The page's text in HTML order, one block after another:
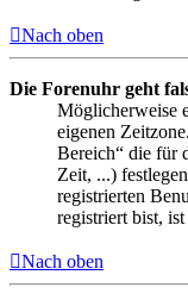
Nach oben
Die Forenuhr geht
Möglicherweise
eigenen
Bereich“ die für
Zeit, ...)
registrierten
registriert bist,
Nach oben